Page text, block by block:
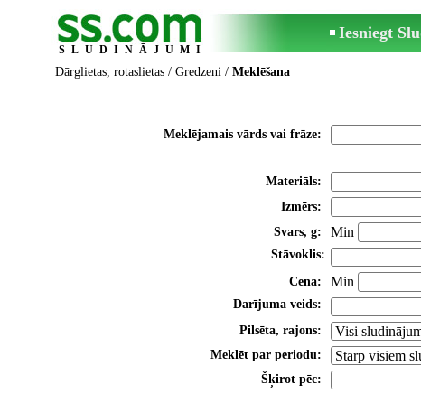
SLUDINĀJUMI
Iesniegt
Dārglietas, rotaslietas / Gredzeni / Meklēšana
Meklējamais vārds vai frāze:
Materiāls:
Izmērs:
Svars, g:
Min
Stāvoklis:
Cena:
Min
Darījuma veids:
Pilsēta, rajons:
Meklēt par periodu:
Šķirot pēc: